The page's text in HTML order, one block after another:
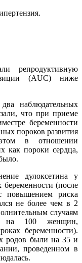
репродуктивную
(AUC) ниже
наблюдательных
что при приеме
беременности
пороков развития
в отношении
как пороки сердца,
дулоксетина у
(после
повышением риска
не более чем в 2
случаям
на 100 женщин,
беременности).
родов были на 35 и
проведенном в